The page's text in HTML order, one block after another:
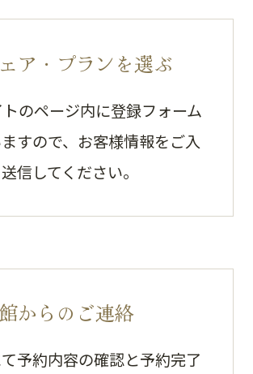
ア・プランを選ぶ
のページ内に登録フォーム
すので、お客様情報をご入
信してください。
からのご連絡
予約内容の確認と予約完了